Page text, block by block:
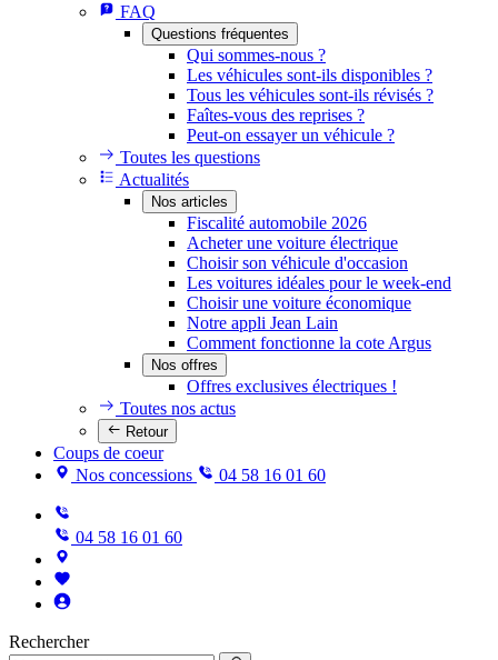
FAQ
Questions fréquentes
Qui sommes-nous ?
Les véhicules sont-ils disponibles ?
Tous les véhicules sont-ils révisés ?
Faîtes-vous des reprises ?
Peut-on essayer un véhicule ?
Toutes les questions
Actualités
Nos articles
Fiscalité automobile 2026
Acheter une voiture électrique
Choisir son véhicule d'occasion
Les voitures idéales pour le week-end
Choisir une voiture économique
Notre appli Jean Lain
Comment fonctionne la cote Argus
Nos offres
Offres exclusives électriques !
Toutes nos actus
Retour
Coups de coeur
Nos concessions
04 58 16 01 60
04 58 16 01 60
Rechercher